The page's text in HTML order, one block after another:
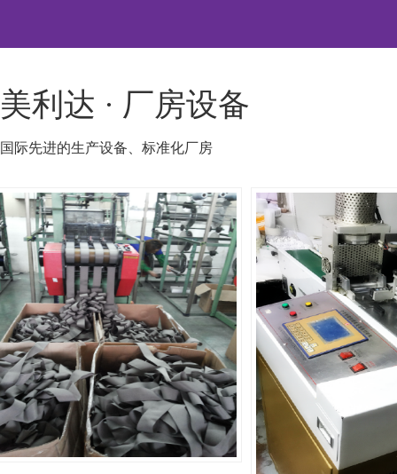
美利达 · 厂房设备
国际先进的生产设备、标准化厂房